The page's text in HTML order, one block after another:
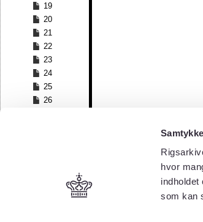
hvor
indholdet
som kan
19
20
21
22
23
24
25
26